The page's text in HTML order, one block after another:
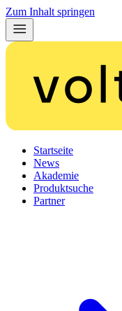
Zum Inhalt springen
Startseite
News
Akademie
Produktsuche
Partner